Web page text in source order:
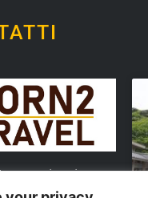
zaino in
e non solo